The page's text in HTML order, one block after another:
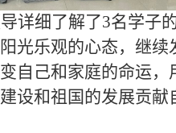
详细了解了3名学子
光乐观的心态，继
自己和家庭的命运，
设和祖国的发展贡献